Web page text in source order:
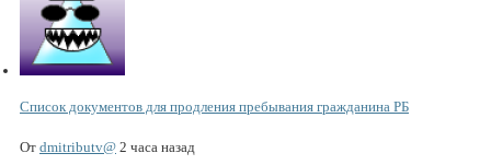
Список документов для продления пребывания гражданина РБ
От dmitributv@ 2 часа назад